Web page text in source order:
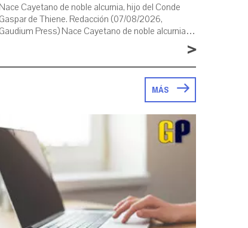
Nace Cayetano de noble alcurnia, hijo del Conde
Gaspar de Thiene. Redacción (07/08/2026,
Gaudium Press) Nace Cayetano de noble alcurnia…
>
MÁS